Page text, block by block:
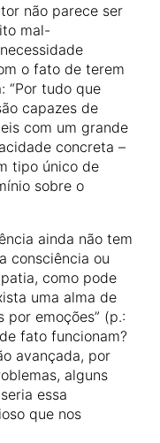
não parece ser
mal-
o fato de terem
“Por tudo que
capazes de
com um grande
concreta –
tipo único de
sobre o
ainda não tem
consciência ou
como pode
uma alma de
por emoções” (p.:
fato funcionam?
avançada, por
alguns
essa
que nos